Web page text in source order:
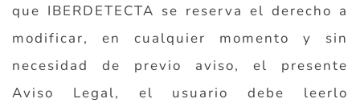
que IBERDETECTA se reserva el derecho a
modificar, en cualquier momento y sin
necesidad de previo aviso, el presente
Aviso Legal, el usuario debe leerlo